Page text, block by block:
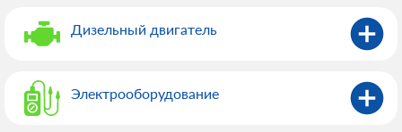
Дизельный двигатель
Электрооборудованиe